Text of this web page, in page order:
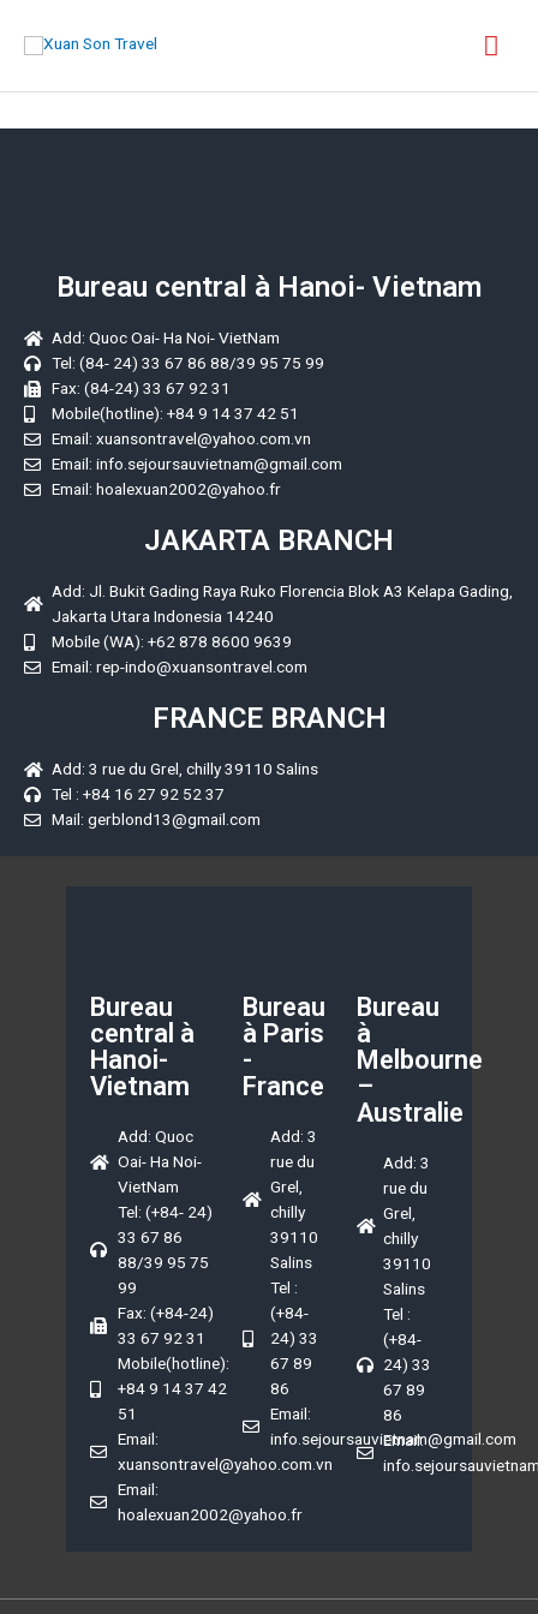
Bureau central à Hanoi- Vietnam
Add: Quoc Oai- Ha Noi- VietNam
Tel: (84- 24) 33 67 86 88/39 95 75 99
Fax: (84-24) 33 67 92 31
Mobile(hotline): +84 9 14 37 42 51
Email: xuansontravel@yahoo.com.vn
Email: info.sejoursauvietnam@gmail.com
Email: hoalexuan2002@yahoo.fr
JAKARTA BRANCH
Add: Jl. Bukit Gading Raya Ruko Florencia Blok A3 Kelapa Gading,
Jakarta Utara Indonesia 14240
Mobile (WA): +62 878 8600 9639
Email: rep-indo@xuansontravel.com
FRANCE BRANCH
Add: 3 rue du Grel, chilly 39110 Salins
Tel : +84 16 27 92 52 37
Mail: gerblond13@gmail.com
Bureau
central à
Hanoi-
Vietnam
Add: Quoc
Oai- Ha Noi-
VietNam
Tel: (+84- 24)
33 67 86
88/39 95 75
99
Fax: (+84-24)
33 67 92 31
Mobile(hotline):
+84 9 14 37 42
51
Email:
xuansontravel@yahoo.com.vn
Email:
hoalexuan2002@yahoo.fr
Bureau
à Paris
-
France
Add: 3
rue du
Grel,
chilly
39110
Salins
Tel :
(+84-
24) 33
67 89
86
Email:
info.sejoursauvietnam@gmail.com
Bureau
à
Melbourne
–
Australie
Add: 3
rue du
Grel,
chilly
39110
Salins
Tel :
(+84-
24) 33
67 89
86
Email: